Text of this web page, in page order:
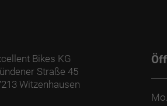
Bikes KG
Straße 45
Witzenhausen